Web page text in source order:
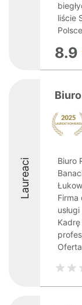
liście
8.9
Laureaci
Biuro
Firma